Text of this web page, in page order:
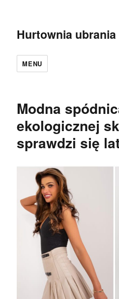
Hurtownia
MENU
Modna
ekologicznej
sprawdzi się